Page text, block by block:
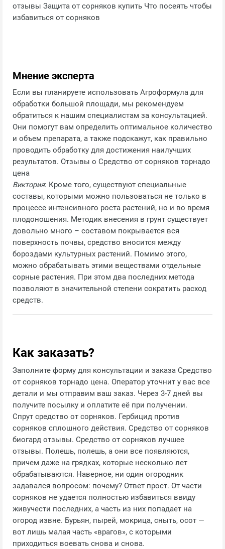
отзывы Защита от сорняков купить Что посеять чтобы
избавиться от сорняков
Мнение эксперта
Если вы планируете использовать Агроформула для
обработки большой площади, мы рекомендуем
обратиться к нашим специалистам за консультацией.
Они помогут вам определить оптимальное количество
и объем препарата, а также подскажут, как правильно
проводить обработку для достижения наилучших
результатов. Отзывы о Средство от сорняков торнадо
цена
Виктория: Кроме того, существуют специальные
составы, которыми можно пользоваться не только в
процессе интенсивного роста растений, но и во время
плодоношения. Методик внесения в грунт существует
довольно много – составом покрывается вся
поверхность почвы, средство вносится между
бороздами культурных растений. Помимо этого,
можно обрабатывать этими веществами отдельные
сорные растения. При этом два последних метода
позволяют в значительной степени сократить расход
средств.
Как заказать?
Заполните форму для консультации и заказа Средство
от сорняков торнадо цена. Оператор уточнит у вас все
детали и мы отправим ваш заказ. Через 3-7 дней вы
получите посылку и оплатите её при получении.
Спрут средство от сорняков. Гербицид против
сорняков сплошного действия. Средство от сорняков
биогард отзывы. Средство от сорняков лучшее
отзывы. Полешь, полешь, а они все появляются,
причем даже на грядках, которые несколько лет
обрабатываются. Наверное, ни один огородник
задавался вопросом: почему? Ответ прост. От части
сорняков не удается полностью избавиться ввиду
живучести последних, а часть из них попадает на
огород извне. Бурьян, пырей, мокрица, сныть, осот —
вот лишь малая часть «врагов», с которыми
приходиться воевать снова и снова.